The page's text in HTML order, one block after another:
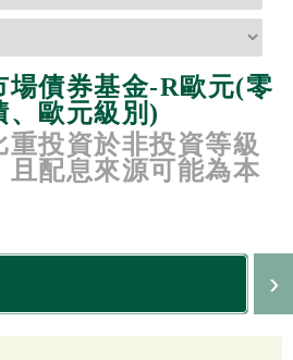
場債券基金-R歐元(零
、歐元級別)
投資於非投資等級
且配息來源可能為本